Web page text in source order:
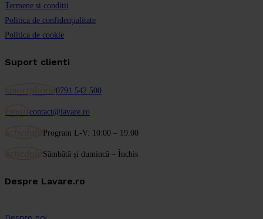
Termene și condiții
Politica de confidențialitate
Politica de cookie
Suport clienti
0791 542 500
contact@lavare.ro
Program L-V: 10:00 – 19:00
Sâmbătă și dumincă – Închis
Despre Lavare.ro